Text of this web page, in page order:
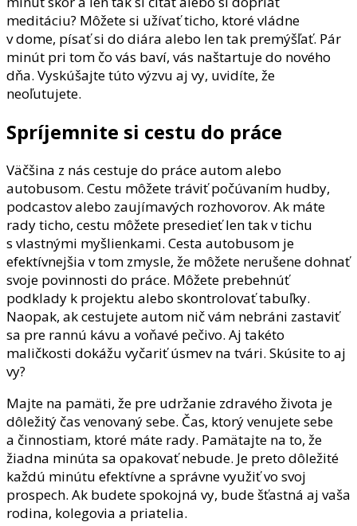
meditáciu? Môžete si užívať ticho, ktoré vládne
v dome, písať si do diára alebo len tak premýšľať. Pár
minút pri tom čo vás baví, vás naštartuje do nového
dňa. Vyskúšajte túto výzvu aj vy, uvidíte, že
neoľutujete.
Spríjemnite si cestu do práce
Väčšina z nás cestuje do práce autom alebo
autobusom. Cestu môžete tráviť počúvaním hudby,
podcastov alebo zaujímavých rozhovorov. Ak máte
rady ticho, cestu môžete presedieť len tak v tichu
s vlastnými myšlienkami. Cesta autobusom je
efektívnejšia v tom zmysle, že môžete nerušene dohnať
svoje povinnosti do práce. Môžete prebehnúť
podklady k projektu alebo skontrolovať tabuľky.
Naopak, ak cestujete autom nič vám nebráni zastaviť
sa pre rannú kávu a voňavé pečivo. Aj takéto
maličkosti dokážu vyčariť úsmev na tvári. Skúsite to aj
vy?
Majte na pamäti, že pre udržanie zdravého života je
dôležitý čas venovaný sebe. Čas, ktorý venujete sebe
a činnostiam, ktoré máte rady. Pamätajte na to, že
žiadna minúta sa opakovať nebude. Je preto dôležité
každú minútu efektívne a správne využiť vo svoj
prospech. Ak budete spokojná vy, bude šťastná aj vaša
rodina, kolegovia a priatelia.